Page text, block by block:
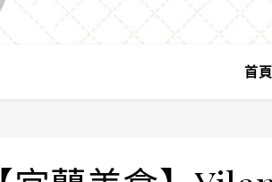
首頁